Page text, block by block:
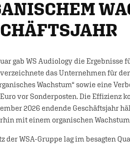
gab WS Audiology die Ergebnisse
das Unternehmen für
Wachstum“ sowie eine
vor Sonderposten. Die Effizienz
2026 endende Geschäftsjahr
mit einem organischen
der WSA-Gruppe lag im besagten